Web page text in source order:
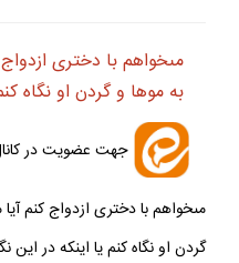
مى‏خواهم با دخترى ازدواج
به موها و گردن او نگاه
جهت عضويت در
مى‏خواهم با دخترى ازدواج كنم آيا
گردن او نگاه كنم يا اينكه در